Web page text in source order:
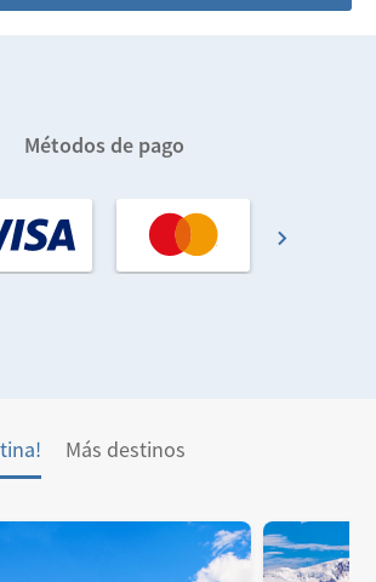
Métodos de pago
Más destinos